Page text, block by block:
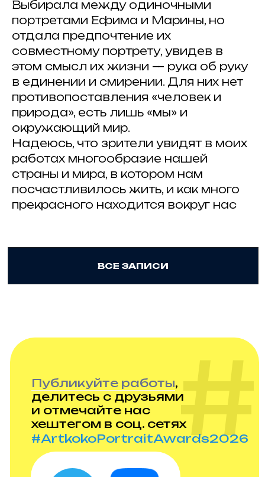
Выбирала между одиночными
портретами Ефима и Марины, но
отдала предпочтение их
совместному портрету, увидев в
этом смысл их жизни — рука об руку
в единении и смирении. Для них нет
противопоставления «человек и
природа», есть лишь «мы» и
окружающий мир.
Надеюсь, что зрители увидят в моих
работах многообразие нашей
страны и мира, в котором нам
посчастливилось жить, и как много
прекрасного находится вокруг нас
Организатор: ИП Гражданкина А.А.
ОГРНИП: 316 547 600 088 950
Техническая поддержка
Политика конфенденциальности
Правила и требования конкурса
© 2025 Artkoko
mail@artkoko.ru
Проект Анны Гражданкиной